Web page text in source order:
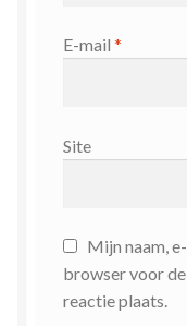
E-mail *
Site
Mijn naam,
browser voor
reactie plaats.